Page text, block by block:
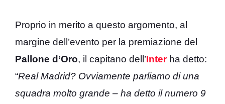
Proprio in merito a questo argomento, al
margine dell’evento per la premiazione del
Pallone d’Oro, il capitano dell’Interha detto:
“Real Madrid? Ovviamente parliamo di una
squadra molto grande – ha detto il numero 9